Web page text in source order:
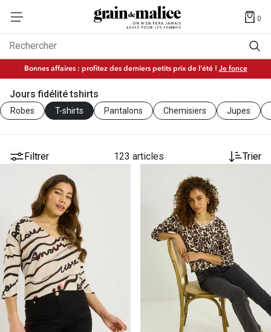
0
Rechercher
Bonnes affaires : profitez des derniers petits prix de l'été ! Je fonce
Jours fidélité tshirts
Robes T-shirts Pantalons Chemisiers Jupes
Filtrer 123 articles Trier